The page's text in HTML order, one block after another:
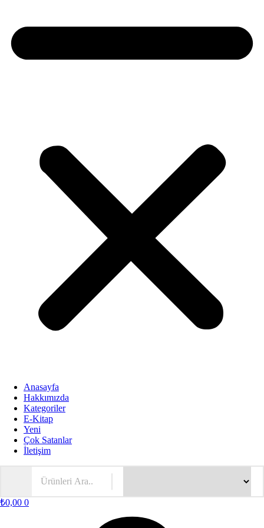
Anasayfa
Hakkımızda
Kategoriler
E-Kitap
Yeni
Çok Satanlar
İletişim
₺0,00 0